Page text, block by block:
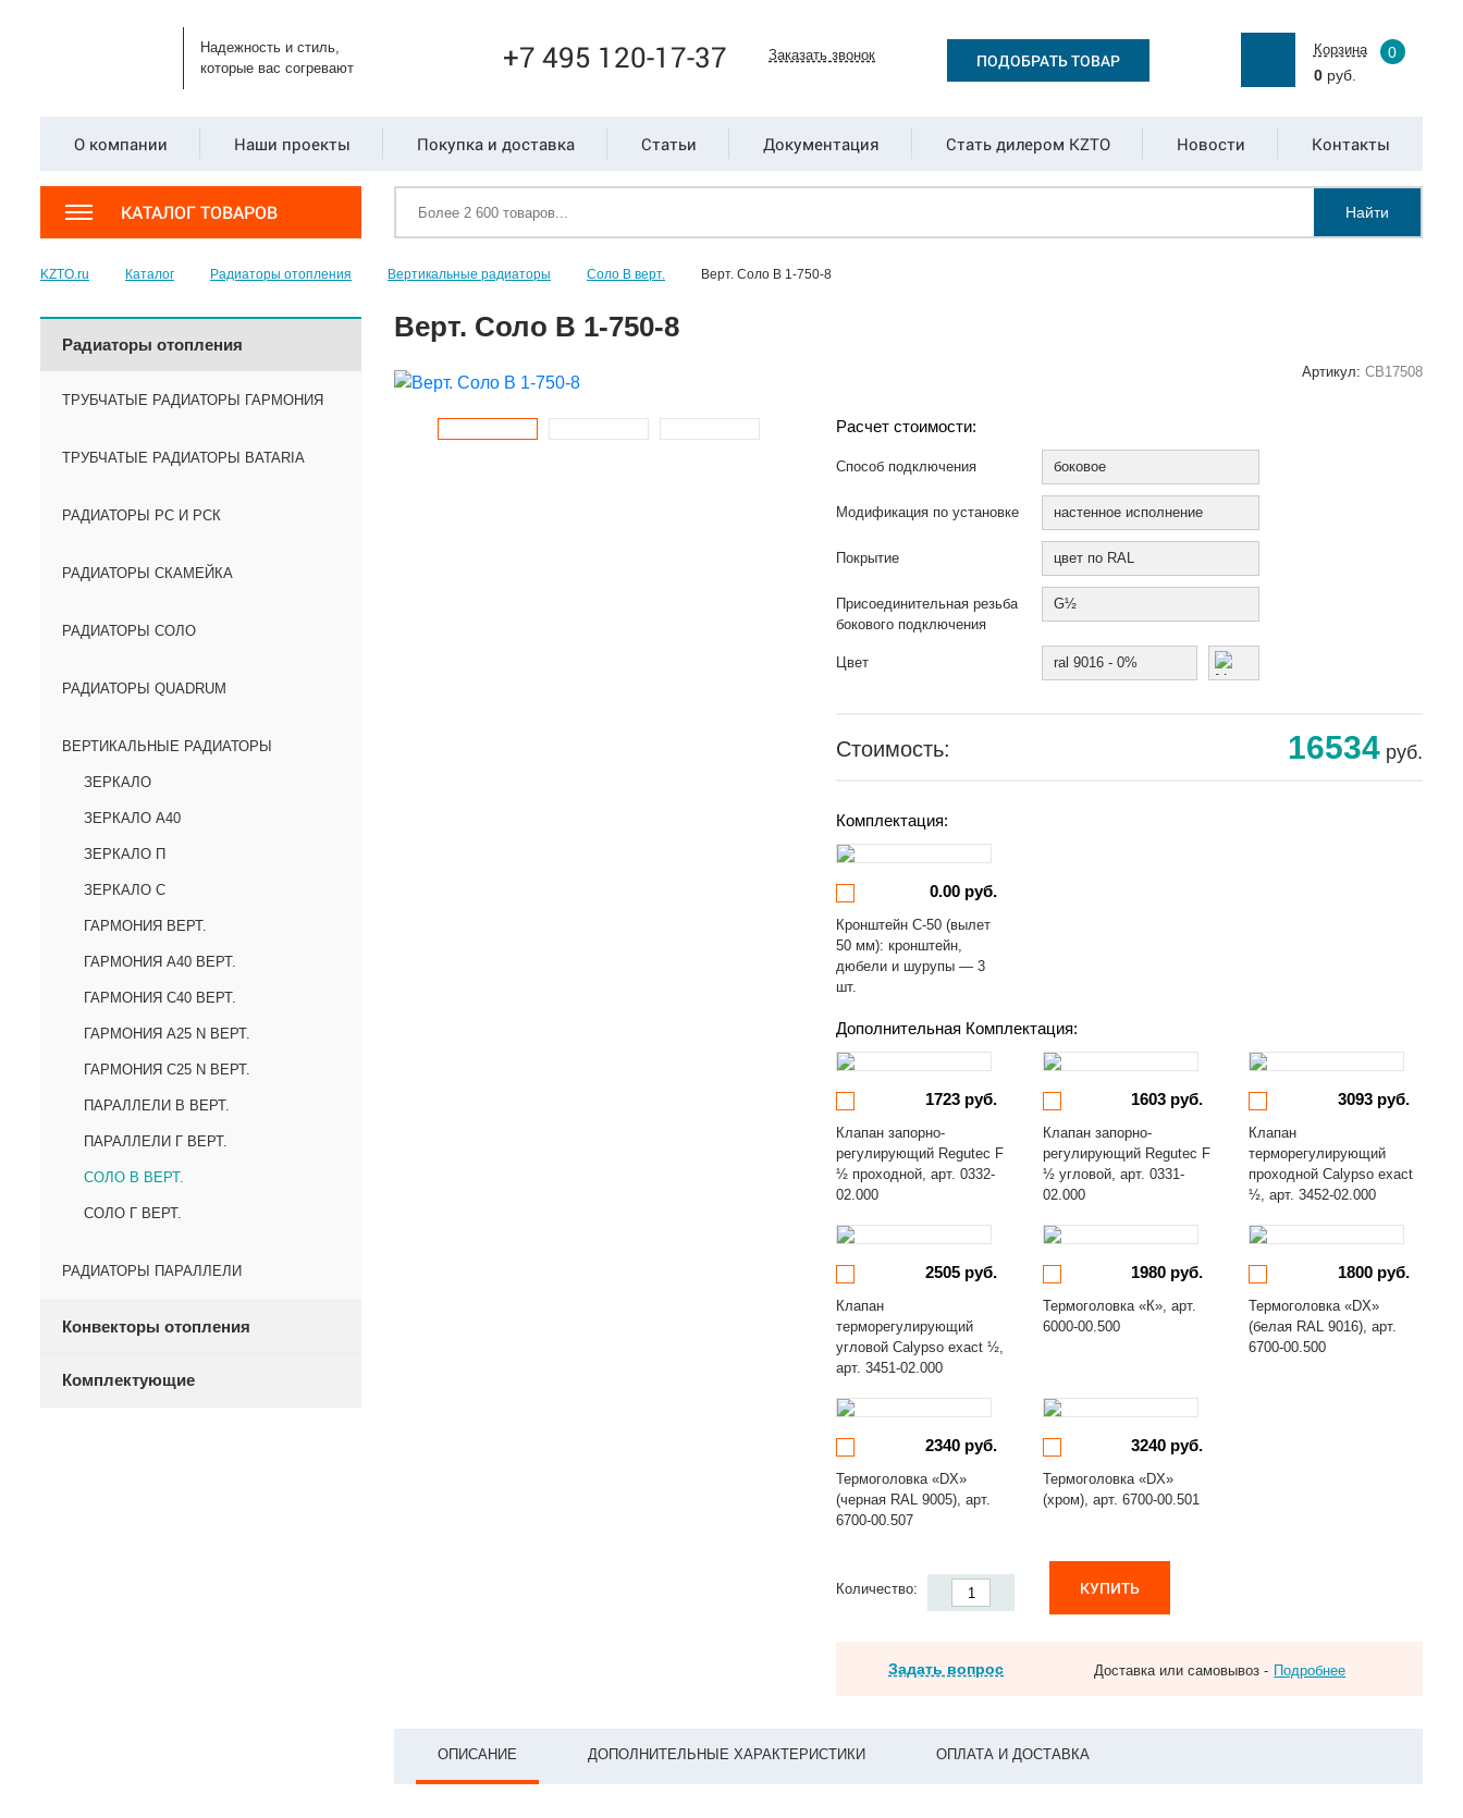
Надежность и стиль,
которые вас согревают
+7 495 120-17-37 Заказать звонок ПОДОБРАТЬ ТОВАР
Корзина
0
0руб.
О компании Наши проекты Покупка и доставка Статьи Документация Стать дилером KZTO Новости Контакты
КАТАЛОГ ТОВАРОВ Найти
KZTO.ru Каталог Радиаторы отопления Вертикальные радиаторы Соло В верт. Верт. Соло В 1-750-8
Радиаторы отопления
ТРУБЧАТЫЕ РАДИАТОРЫ ГАРМОНИЯ
ТРУБЧАТЫЕ РАДИАТОРЫ BATARIA
РАДИАТОРЫ РС И РСК
РАДИАТОРЫ СКАМЕЙКА
РАДИАТОРЫ СОЛО
РАДИАТОРЫ QUADRUM
ВЕРТИКАЛЬНЫЕ РАДИАТОРЫ
ЗЕРКАЛО
ЗЕРКАЛО А40
ЗЕРКАЛО П
ЗЕРКАЛО С
ГАРМОНИЯ ВЕРТ.
ГАРМОНИЯ А40 ВЕРТ.
ГАРМОНИЯ С40 ВЕРТ.
ГАРМОНИЯ А25 N ВЕРТ.
ГАРМОНИЯ С25 N ВЕРТ.
ПАРАЛЛЕЛИ В ВЕРТ.
ПАРАЛЛЕЛИ Г ВЕРТ.
СОЛО В ВЕРТ.
СОЛО Г ВЕРТ.
РАДИАТОРЫ ПАРАЛЛЕЛИ
Конвекторы отопления
Комплектующие
Верт. Соло В 1-750-8
Артикул: СВ17508
Расчет стоимости:
Способ подключения боковое
Модификация по установке настенное исполнение
Покрытие цвет по RAL
Присоединительная резьба
бокового подключения
G½
Цвет ral 9016 - 0%
Стоимость: 16534 руб.
Комплектация:
0.00 руб.
Кронштейн С-50 (вылет
50 мм): кронштейн,
дюбели и шурупы — 3
шт.
Дополнительная Комплектация:
1723 руб.
Клапан запорно-
регулирующий Regutec F
½ проходной, арт. 0332-
02.000
1603 руб.
Клапан запорно-
регулирующий Regutec F
½ угловой, арт. 0331-
02.000
3093 руб.
Клапан
терморегулирующий
проходной Calypso exact
½, арт. 3452-02.000
2505 руб.
Клапан
терморегулирующий
угловой Calypso exact ½,
арт. 3451-02.000
1980 руб.
Термоголовка «К», арт.
6000-00.500
1800 руб.
Термоголовка «DX»
(белая RAL 9016), арт.
6700-00.500
2340 руб.
Термоголовка «DX»
(черная RAL 9005), арт.
6700-00.507
3240 руб.
Термоголовка «DX»
(хром), арт. 6700-00.501
Количество: КУПИТЬ
Задать вопрос Доставка или самовывоз - Подробнее
ОПИСАНИЕ ДОПОЛНИТЕЛЬНЫЕ ХАРАКТЕРИСТИКИ ОПЛАТА И ДОСТАВКА